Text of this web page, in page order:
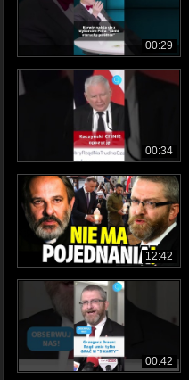
00:29
00:34
12:42
00:42